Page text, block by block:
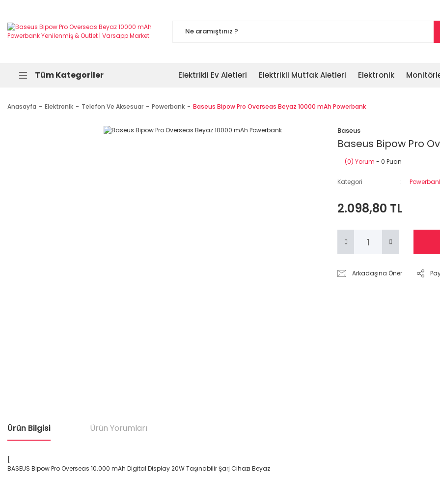
Tüm Kategoriler Elektrikli Ev Aletleri Elektrikli Mutfak Aletleri Elektronik
Anasayfa Elektronik Telefon Ve Aksesuar Powerbank Baseus Bipow Pro Overseas Beyaz 10000 mAh Powerbank
Baseus
Baseus Bipow Pro
(0) Yorum - 0 Puan
Kategori
2.098,80 TL
Arkadaşına Öner
Ürün Bilgisi Ürün Yorumları
BASEUS Bipow Pro Overseas 10.000 mAh Digital Display 20W Taşınabilir Şarj Cihazı Beyaz